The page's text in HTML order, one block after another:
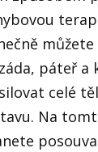
páteř a
celé
Na